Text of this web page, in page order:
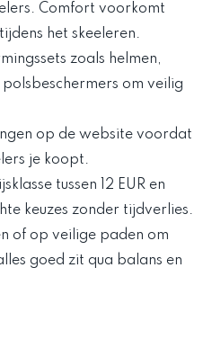
Comfort voorkomt
het skeeleren.
zoals helmen,
polsbeschermers om veilig
op de website voordat
je koopt.
tussen 12 EUR en
keuzes zonder tijdverlies.
of op veilige paden om
goed zit qua balans en